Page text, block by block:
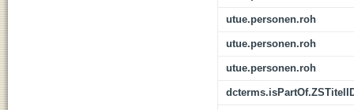
utue.personen.roh
utue.personen.roh
utue.personen.roh